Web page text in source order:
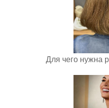
Для чего нужна